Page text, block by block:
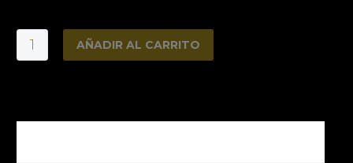
Fuelle
AÑADIR AL CARRITO